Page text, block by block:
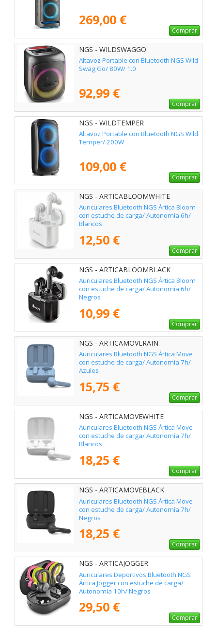
269,00 €
Comprar
NGS - WILDSWAGGO
Altavoz Portable con Bluetooth NGS Wild
Swag Go/ 80W/ 1.0
92,99 €
Comprar
NGS - WILDTEMPER
Altavoz Portable con Bluetooth NGS Wild
Temper/ 200W
109,00 €
Comprar
NGS - ARTICABLOOMWHITE
Auriculares Bluetooth NGS Ártica Bloom
con estuche de carga/ Autonomía 6h/
Blancos
12,50 €
Comprar
NGS - ARTICABLOOMBLACK
Auriculares Bluetooth NGS Ártica Bloom
con estuche de carga/ Autonomía 6h/
Negros
10,99 €
Comprar
NGS - ARTICAMOVERAIN
Auriculares Bluetooth NGS Ártica Move
con estuche de carga/ Autonomía 7h/
Azules
15,75 €
Comprar
NGS - ARTICAMOVEWHITE
Auriculares Bluetooth NGS Ártica Move
con estuche de carga/ Autonomía 7h/
Blancos
18,25 €
Comprar
NGS - ARTICAMOVEBLACK
Auriculares Bluetooth NGS Ártica Move
con estuche de carga/ Autonomía 7h/
Negros
18,25 €
Comprar
NGS - ARTICAJOGGER
Auriculares Deportivos Bluetooth NGS
Ártica Jogger con estuche de carga/
Autonomía 10h/ Negros
29,50 €
Comprar